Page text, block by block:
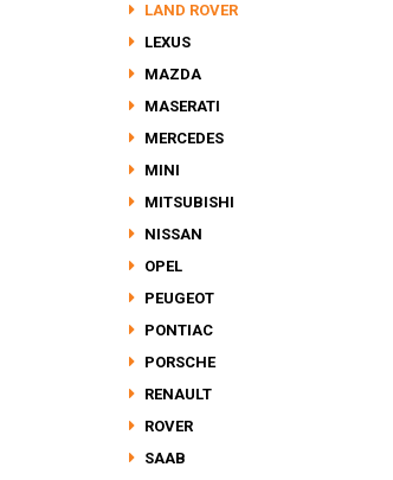
LAND ROVER
LEXUS
MAZDA
MASERATI
MERCEDES
MINI
MITSUBISHI
NISSAN
OPEL
PEUGEOT
PONTIAC
PORSCHE
RENAULT
ROVER
SAAB